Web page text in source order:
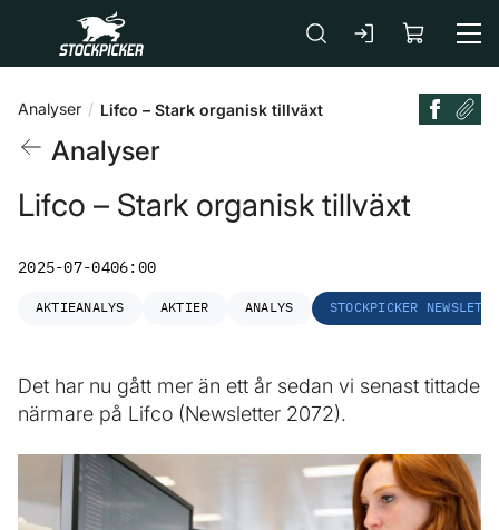
Gå till huvudinnehåll
Analyser Lifco – Stark organisk tillväxt
Analyser
Lifco – Stark organisk tillväxt
2025-07-0406:00
AKTIEANALYS AKTIER ANALYS STOCKPICKER
Det har nu gått mer än ett år sedan vi senast tittade
närmare på Lifco (Newsletter 2072).